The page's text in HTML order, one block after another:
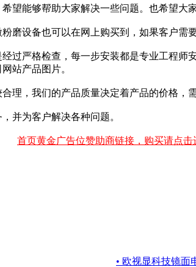
望能够帮助大家解决一些问题。也希望大
磨设备也可以在网上购买到，如果客户需
过严格检查，每一步安装都是专业工程
站产品图片。
理，我们的产品质量决定着产品的价格，
并为客户解决各种问题。
首页黄金广告位赞助商链接，购买请点击
• 欧视显科技镜面